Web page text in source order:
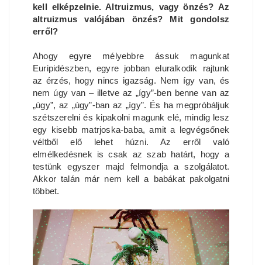
kell elképzelnie. Altruizmus, vagy önzés? Az
altruizmus valójában önzés? Mit gondolsz
erről?
Ahogy egyre mélyebbre ássuk magunkat
Euripidészben, egyre jobban eluralkodik rajtunk
az érzés, hogy nincs igazság. Nem így van, és
nem úgy van – illetve az „így”-ben benne van az
„úgy”, az „úgy”-ban az „így”. És ha megpróbáljuk
szétszerelni és kipakolni magunk elé, mindig lesz
egy kisebb matrjoska-baba, amit a legvégsőnek
véltből elő lehet húzni. Az erről való
elmélkedésnek is csak az szab határt, hogy a
testünk egyszer majd felmondja a szolgálatot.
Akkor talán már nem kell a babákat pakolgatni
többet.